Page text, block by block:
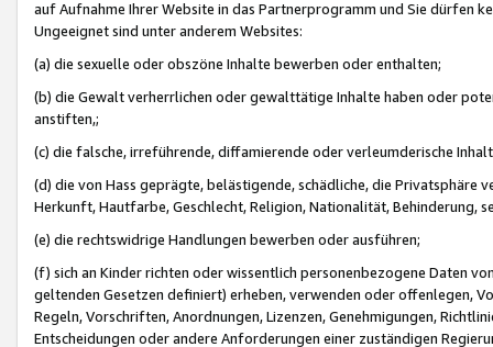
auf Aufnahme Ihrer Website in das Partnerprogramm und Sie dürfen
Ungeeignet sind unter anderem Websites:
(a) die sexuelle oder obszöne Inhalte bewerben oder enthalten;
(b) die Gewalt verherrlichen oder gewalttätige Inhalte haben oder
anstiften,;
(c) die falsche, irreführende, diffamierende oder verleumderische
(d) die von Hass geprägte, belästigende, schädliche, die Privatsphäre
Herkunft, Hautfarbe, Geschlecht, Religion, Nationalität, Behinderung,
(e) die rechtswidrige Handlungen bewerben oder ausführen;
(f) sich an Kinder richten oder wissentlich personenbezogene Daten
geltenden Gesetzen definiert) erheben, verwenden oder offenlegen,
Regeln, Vorschriften, Anordnungen, Lizenzen, Genehmigungen,
Entscheidungen oder andere Anforderungen einer zuständigen